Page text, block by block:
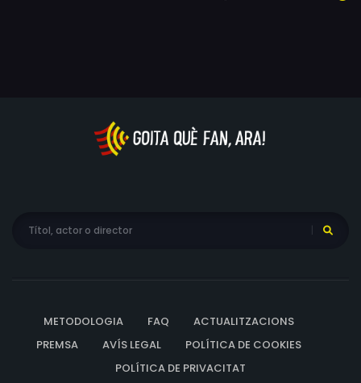
METODOLOGIA FAQ
ACTUALITZACIONS
PREMSA
AVÍS LEGAL
POLÍTICA DE COOKIES
POLÍTICA DE PRIVACITAT